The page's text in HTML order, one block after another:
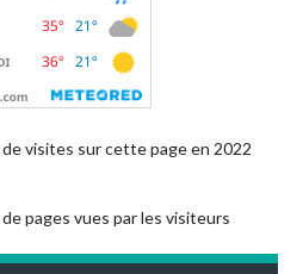
visites sur cette page en 2022
pages vues par les visiteurs